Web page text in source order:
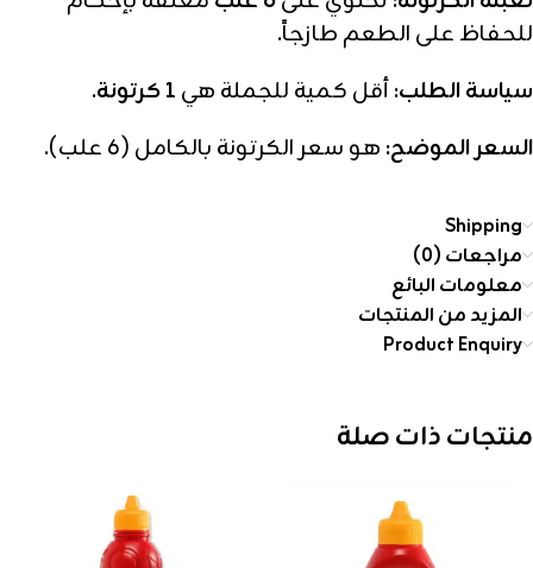
للحفاظ على الطعم طازجاً.
سياسة الطلب:أقل كمية للجملة هي 1 كرتونة
.
السعر الموضح: هو سعر الكرتونة بالكامل (6 علب).
Shipping
مراجعات (0)
معلومات البائع
المزيد من المنتجات
Product Enquiry
منتجات ذات صلة